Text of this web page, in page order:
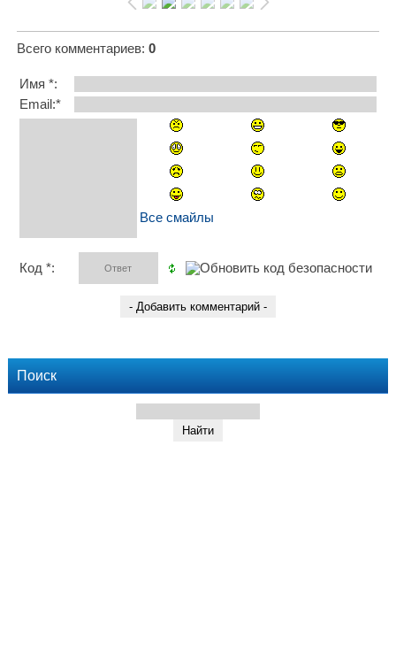
Всего комментариев: 0
Имя *:
Email:*
Все смайлы
Код *:
Поиск